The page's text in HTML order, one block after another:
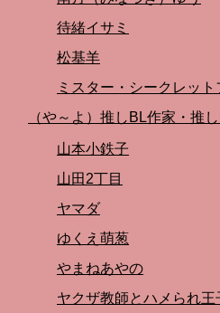
待緒イサミ
松基羊
ミスター・シークレット
（や～よ）推しBL作家・推
山本小鉄子
山田2丁目
ヤマダ
ゆくえ萌葱
やまねあやの
ヤクザ教師とハメられ王